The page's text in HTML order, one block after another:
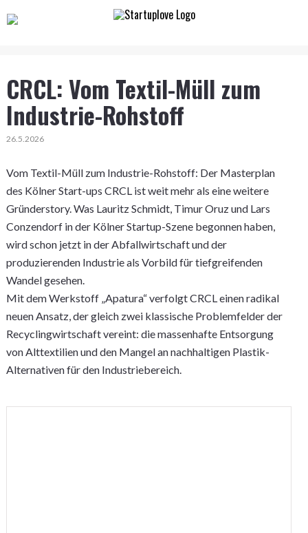
CRCL: Vom Textil-Müll zum
Industrie-Rohstoff
26.5.2026
Vom Textil-Müll zum Industrie-Rohstoff: Der Masterplan
des Kölner Start-ups CRCL ist weit mehr als eine weitere
Gründerstory. Was Lauritz Schmidt, Timur Oruz und Lars
Conzendorf in der Kölner Startup-Szene begonnen haben,
wird schon jetzt in der Abfallwirtschaft und der
produzierenden Industrie als Vorbild für tiefgreifenden
Wandel gesehen.
Mit dem Werkstoff „Apatura“ verfolgt CRCL einen radikal
neuen Ansatz, der gleich zwei klassische Problemfelder der
Recyclingwirtschaft vereint: die massenhafte Entsorgung
von Alttextilien und den Mangel an nachhaltigen Plastik-
Alternativen für den Industriebereich.